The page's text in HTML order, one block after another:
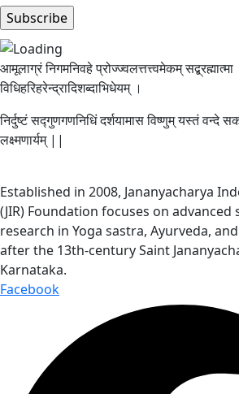
आमूलाग्रं निगमनिवहे प्रोज्ज्वलत्तत्त्वमेकम् सद्ब्रह्मात्मा
विधिहरिहरेन्द्रादिशब्दाभिधेयम् ।
निर्दुष्टं सद्गुणगणनिधिं दर्शयामास विष्णुम् यस्तं
लक्ष्मणार्यम् ||
Established in 2008, Jananyacharya
(JIR) Foundation focuses on advanced
research in Yoga sastra, Ayurveda,
after the 13th-century Saint
Karnataka.
Facebook